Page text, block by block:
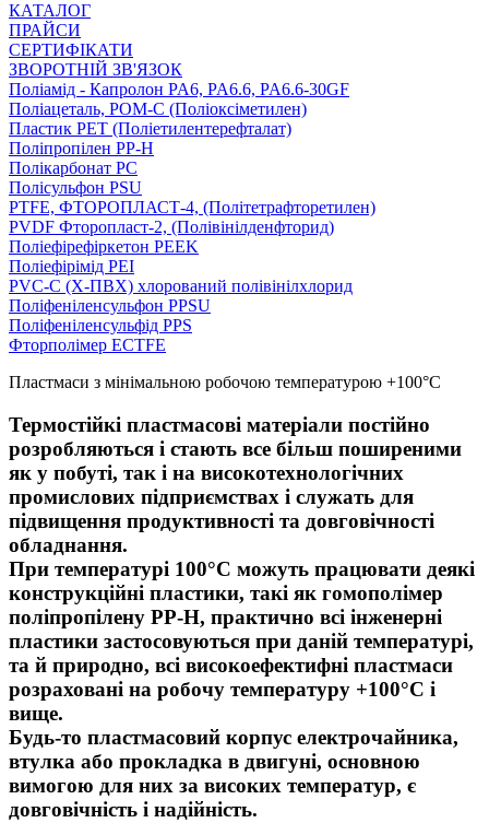
КАТАЛОГ
ПРАЙСИ
СЕРТИФІКАТИ
ЗВОРОТНІЙ ЗВ'ЯЗОК
Поліамід - Капролон PA6, PA6.6, PA6.6-30GF
Поліацеталь, POM-C (Поліоксіметилен)
Пластик PET (Поліетилентерефталат)
Поліпропілен PP-H
Полікарбонат PC
Полісульфон PSU
PTFE, ФТОРОПЛАСТ-4, (Політетрафторетилен)
PVDF Фторопласт-2, (Полівінілденфторид)
Поліефірефіркетон PEEK
Поліефірімід PEI
PVC-C (Х-ПВХ) хлорований полівінілхлорид
Поліфеніленсульфон PPSU
Поліфеніленсульфід PPS
Фторполімер ECTFE
Пластмаси з мінімальною робочою температурою +100°С
Термостійкі пластмасові матеріали постійно
розробляються і стають все більш поширеними
як у побуті, так і на високотехнологічних
промислових підприємствах і служать для
підвищення продуктивності та довговічності
обладнання.
При температурі 100°С можуть працювати деякі
конструкційні пластики, такі як гомополімер
поліпропілену PP-H, практично всі інженерні
пластики застосовуються при даній температурі,
та й природно, всі високоефектифні пластмаси
розраховані на робочу температуру +100°С і
вище.
Будь-то пластмасовий корпус електрочайника,
втулка або прокладка в двигуні, основною
вимогою для них за високих температур, є
довговічність і надійність.